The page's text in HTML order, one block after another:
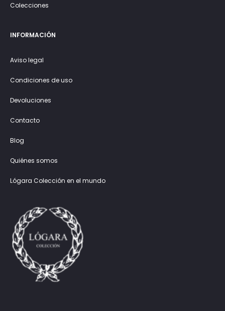
Colecciones
INFORMACIÓN
Aviso legal
Condiciones de uso
Devoluciones
Contacto
Blog
Quiénes somos
Lógara Colección en el mundo